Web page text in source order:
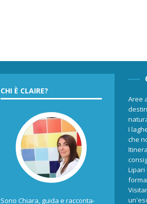
CHI È CLAIRE?
Sono Chiara, guida e racconta-
Aree
I
che
Lipari